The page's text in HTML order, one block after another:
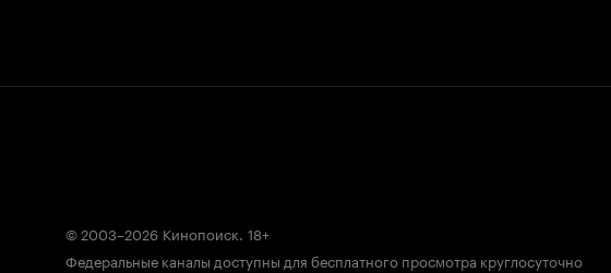
© 2003–2026 Кинопоиск. 18+
Федеральные каналы доступны для бесплатного просмотра круглосуточно